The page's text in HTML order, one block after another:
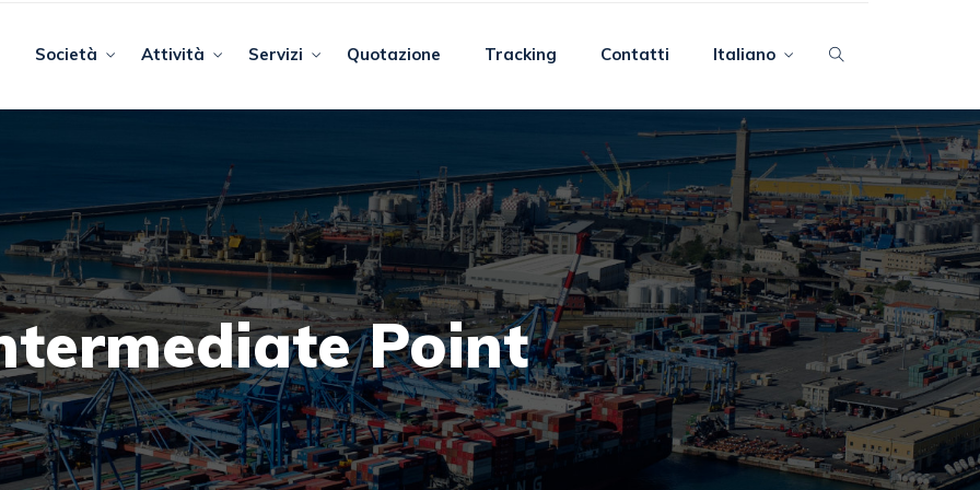
Società Attività Servizi Quotazione Tracking Contatti Italiano
Point